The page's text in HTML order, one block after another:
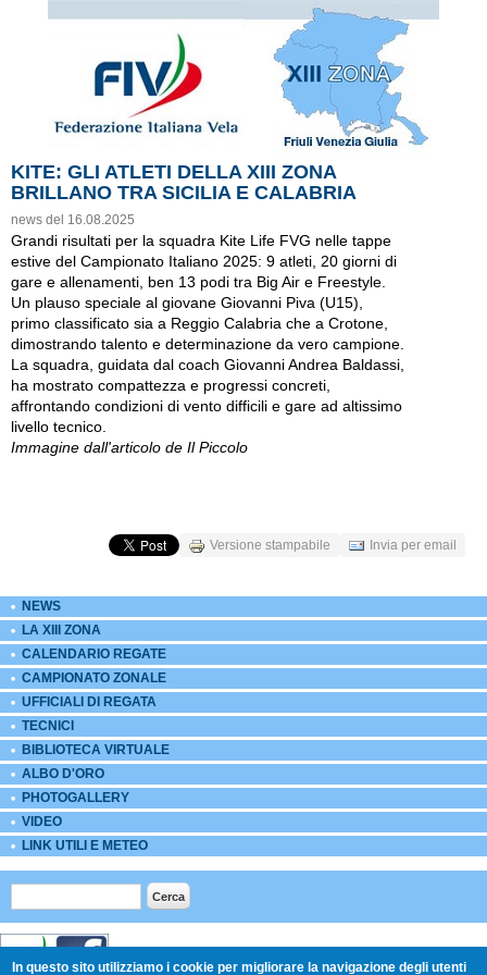
KITE: GLI ATLETI DELLA XIII ZONA
BRILLANO TRA SICILIA E CALABRIA
news del 16.08.2025
Grandi risultati per la squadra Kite Life FVG nelle tappe
estive del Campionato Italiano 2025: 9 atleti, 20 giorni di
gare e allenamenti, ben 13 podi tra Big Air e Freestyle.
Un plauso speciale al giovane Giovanni Piva (U15),
primo classificato sia a Reggio Calabria che a Crotone,
dimostrando talento e determinazione da vero campione.
La squadra, guidata dal coach Giovanni Andrea Baldassi,
ha mostrato compattezza e progressi concreti,
affrontando condizioni di vento difficili e gare ad altissimo
livello tecnico.
Immagine dall'articolo de Il Piccolo
Versione stampabile Invia per email
NEWS
LA XIII ZONA
CALENDARIO REGATE
CAMPIONATO ZONALE
UFFICIALI DI REGATA
TECNICI
BIBLIOTECA VIRTUALE
ALBO D'ORO
PHOTOGALLERY
VIDEO
LINK UTILI E METEO
Form di ricerca
In questo sito utilizziamo i cookie per migliorare la navigazione degli utenti